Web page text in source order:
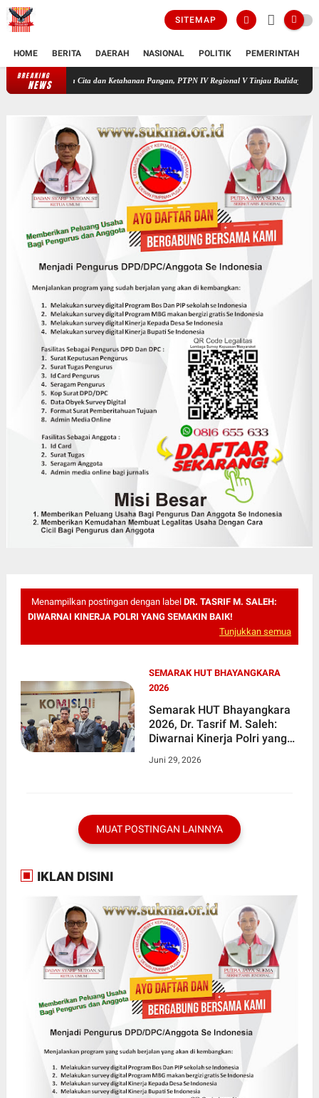
SITEMAP
HOME BERITA DAERAH NASIONAL POLITIK PEMERINTAH
BREAKING
NEWS Kapolres Melawi Buka Rakor FT Binmas* Dukung Asta Cita dan
Menampilkan postingan dengan label DR. TASRIF M. SALEH:
DIWARNAI KINERJA POLRI YANG SEMAKIN BAIK!
Tunjukkan semua
SEMARAK HUT BHAYANGKARA
2026
Semarak HUT Bhayangkara
2026, Dr. Tasrif M. Saleh:
Diwarnai Kinerja Polri yang
Juni 29, 2026
MUAT POSTINGAN LAINNYA
IKLAN DISINI